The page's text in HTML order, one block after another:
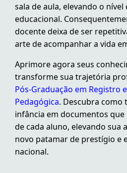
sala de aula, elevando o
educacional.
docente deixa de ser
arte de acompanhar a vida
Aprimore agora seus
transforme sua trajetória
Pós-Graduação em Registro
Pedagógica. Descubra como
infância em documentos
de cada aluno, elevando sua
novo patamar de prestígio e
nacional.